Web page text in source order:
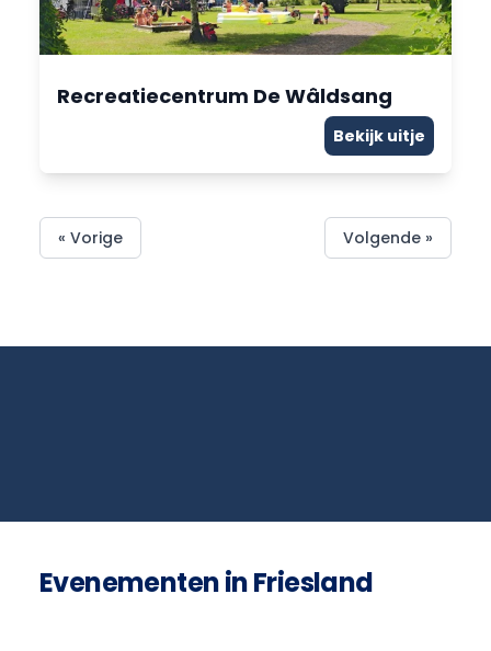
Recreatiecentrum De Wâldsang
Bekijk uitje
« Vorige Volgende »
Evenementen in Friesland